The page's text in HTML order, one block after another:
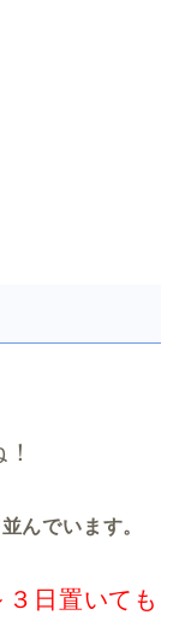
んでいます。
日置いても